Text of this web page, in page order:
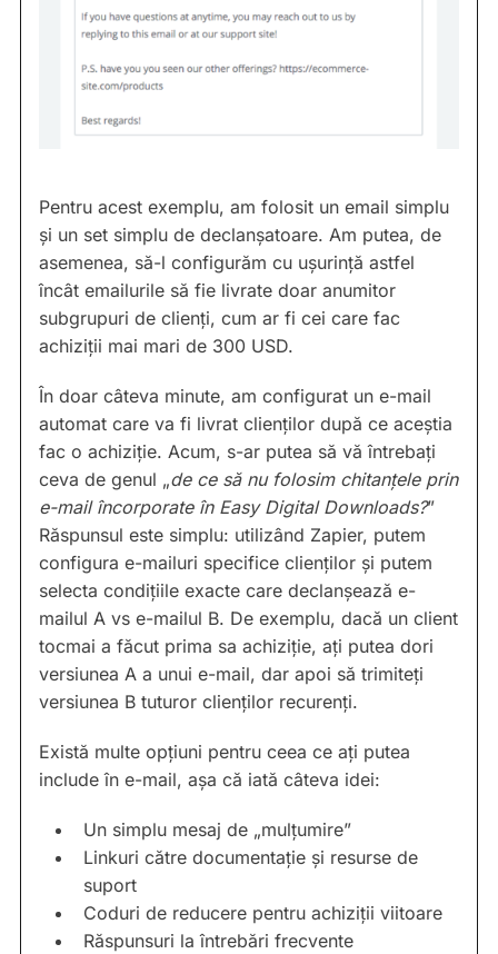
Pentru acest exemplu, am folosit un email simplu
și un set simplu de declanșatoare. Am putea, de
asemenea, să-l configurăm cu ușurință astfel
încât emailurile să fie livrate doar anumitor
subgrupuri de clienți, cum ar fi cei care fac
achiziții mai mari de 300 USD.
În doar câteva minute, am configurat un e-mail
automat care va fi livrat clienților după ce aceștia
fac o achiziție. Acum, s-ar putea să vă întrebați
ceva de genul „de ce să nu folosim chitanțele prin
e-mail încorporate în Easy Digital Downloads?”
Răspunsul este simplu: utilizând Zapier, putem
configura e-mailuri specifice clienților și putem
selecta condițiile exacte care declanșează e-
mailul A vs e-mailul B. De exemplu, dacă un client
tocmai a făcut prima sa achiziție, ați putea dori
versiunea A a unui e-mail, dar apoi să trimiteți
versiunea B tuturor clienților recurenți.
Există multe opțiuni pentru ceea ce ați putea
include în e-mail, așa că iată câteva idei:
Un simplu mesaj de „mulțumire”
Linkuri către documentație și resurse de
suport
Coduri de reducere pentru achiziții viitoare
Răspunsuri la întrebări frecvente